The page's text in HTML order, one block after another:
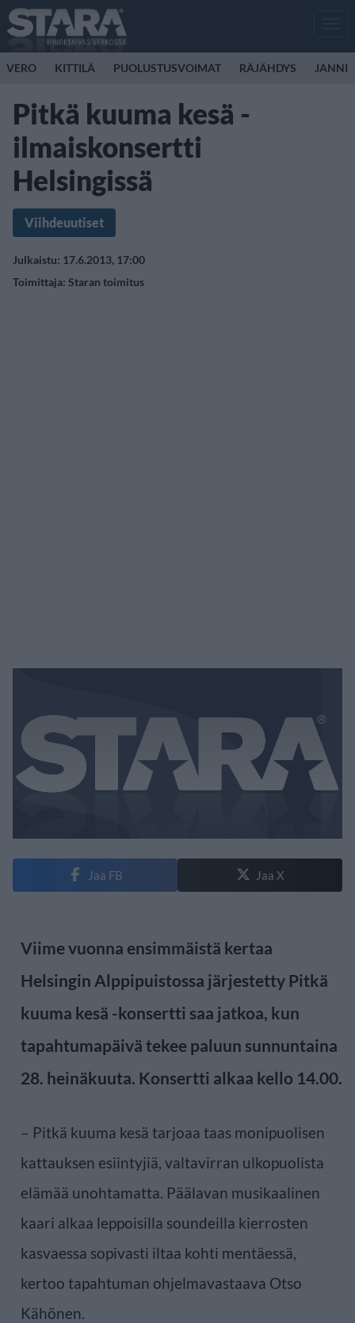
VERO KITTILÄ PUOLUSTUSVOIMAT RÄJÄHDYS JANNI
Pitkä kuuma kesä -
ilmaiskonsertti
Helsingissä
Viihdeuutiset
Julkaistu: 17.6.2013, 17:00
Toimittaja: Staran toimitus
Jaa FB Jaa X
Viime vuonna ensimmäistä kertaa
Helsingin Alppipuistossa järjestetty Pitkä
kuuma kesä -konsertti saa jatkoa, kun
tapahtumapäivä tekee paluun sunnuntaina
28. heinäkuuta. Konsertti alkaa kello 14.00.
– Pitkä kuuma kesä tarjoaa taas monipuolisen
kattauksen esiintyjiä, valtavirran ulkopuolista
elämää unohtamatta. Päälavan musikaalinen
kaari alkaa leppoisilla soundeilla kierrosten
kasvaessa sopivasti iltaa kohti mentäessä,
kertoo tapahtuman ohjelmavastaava Otso
Kähönen.